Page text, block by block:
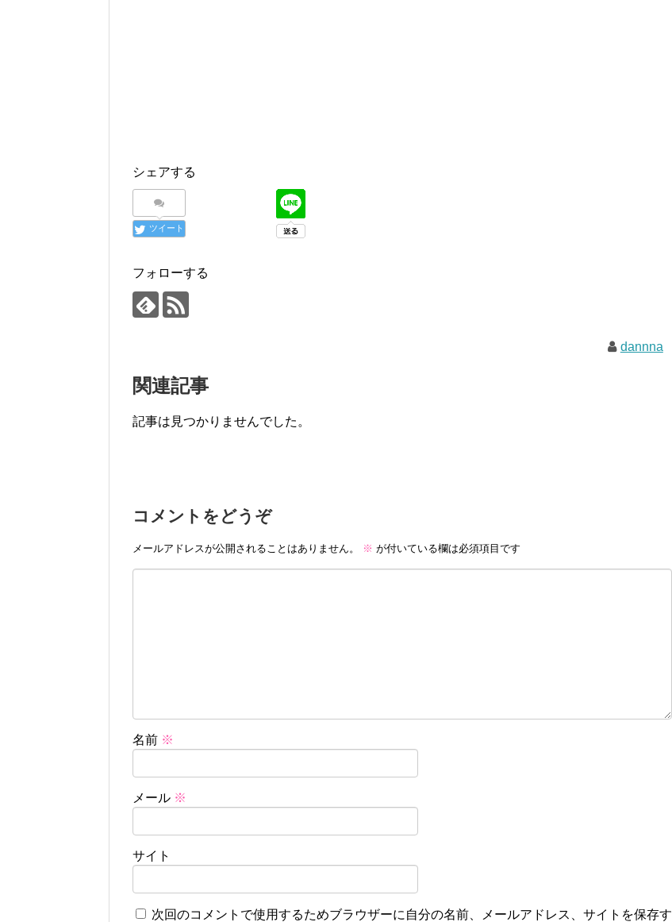
シェアする
ツイート
フォローする
dannna
関連記事
記事は見つかりませんでした。
コメントをどうぞ
メールアドレスが公開されることはありません。 ※ が付いている欄は必須項目です
名前 ※
メール ※
サイト
次回のコメントで使用するためブラウザーに自分の名前、メールアドレス、サイトを保存す